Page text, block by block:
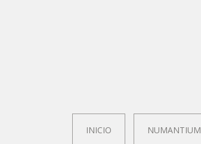
INICIO NUMANTIUM